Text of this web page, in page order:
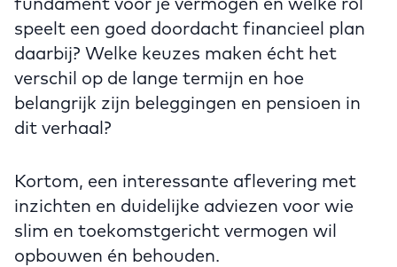
speelt een goed doordacht financieel plan
daarbij? Welke keuzes maken écht het
verschil op de lange termijn en hoe
belangrijk zijn beleggingen en pensioen in
dit verhaal?
Kortom, een interessante aflevering met
inzichten en duidelijke adviezen voor wie
slim en toekomstgericht vermogen wil
opbouwen én behouden.